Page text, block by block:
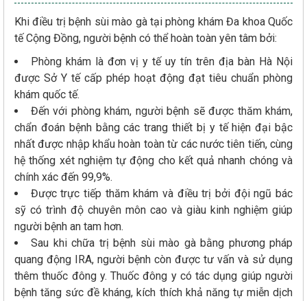
Khi điều trị bệnh sùi mào gà tại phòng khám Đa khoa Quốc
tế Cộng Đồng, người bệnh có thể hoàn toàn yên tâm bởi:
Phòng khám là đơn vị y tế uy tín trên địa bàn Hà Nội
được Sở Y tế cấp phép hoạt động đạt tiêu chuẩn phòng
khám quốc tế.
Đến với phòng khám, người bệnh sẽ được thăm khám,
chẩn đoán bệnh bằng các trang thiết bị y tế hiện đại bậc
nhất được nhập khẩu hoàn toàn từ các nước tiên tiến, cùng
hệ thống xét nghiệm tự động cho kết quả nhanh chóng và
chính xác đến 99,9%.
Được trực tiếp thăm khám và điều trị bởi đội ngũ bác
sỹ có trình độ chuyên môn cao và giàu kinh nghiệm giúp
người bệnh an tam hơn.
Sau khi chữa trị bệnh sùi mào gà bằng phương pháp
quang động IRA, người bệnh còn được tư vấn và sử dụng
thêm thuốc đông y. Thuốc đông y có tác dụng giúp người
bệnh tăng sức đề kháng, kích thích khả năng tự miễn dịch